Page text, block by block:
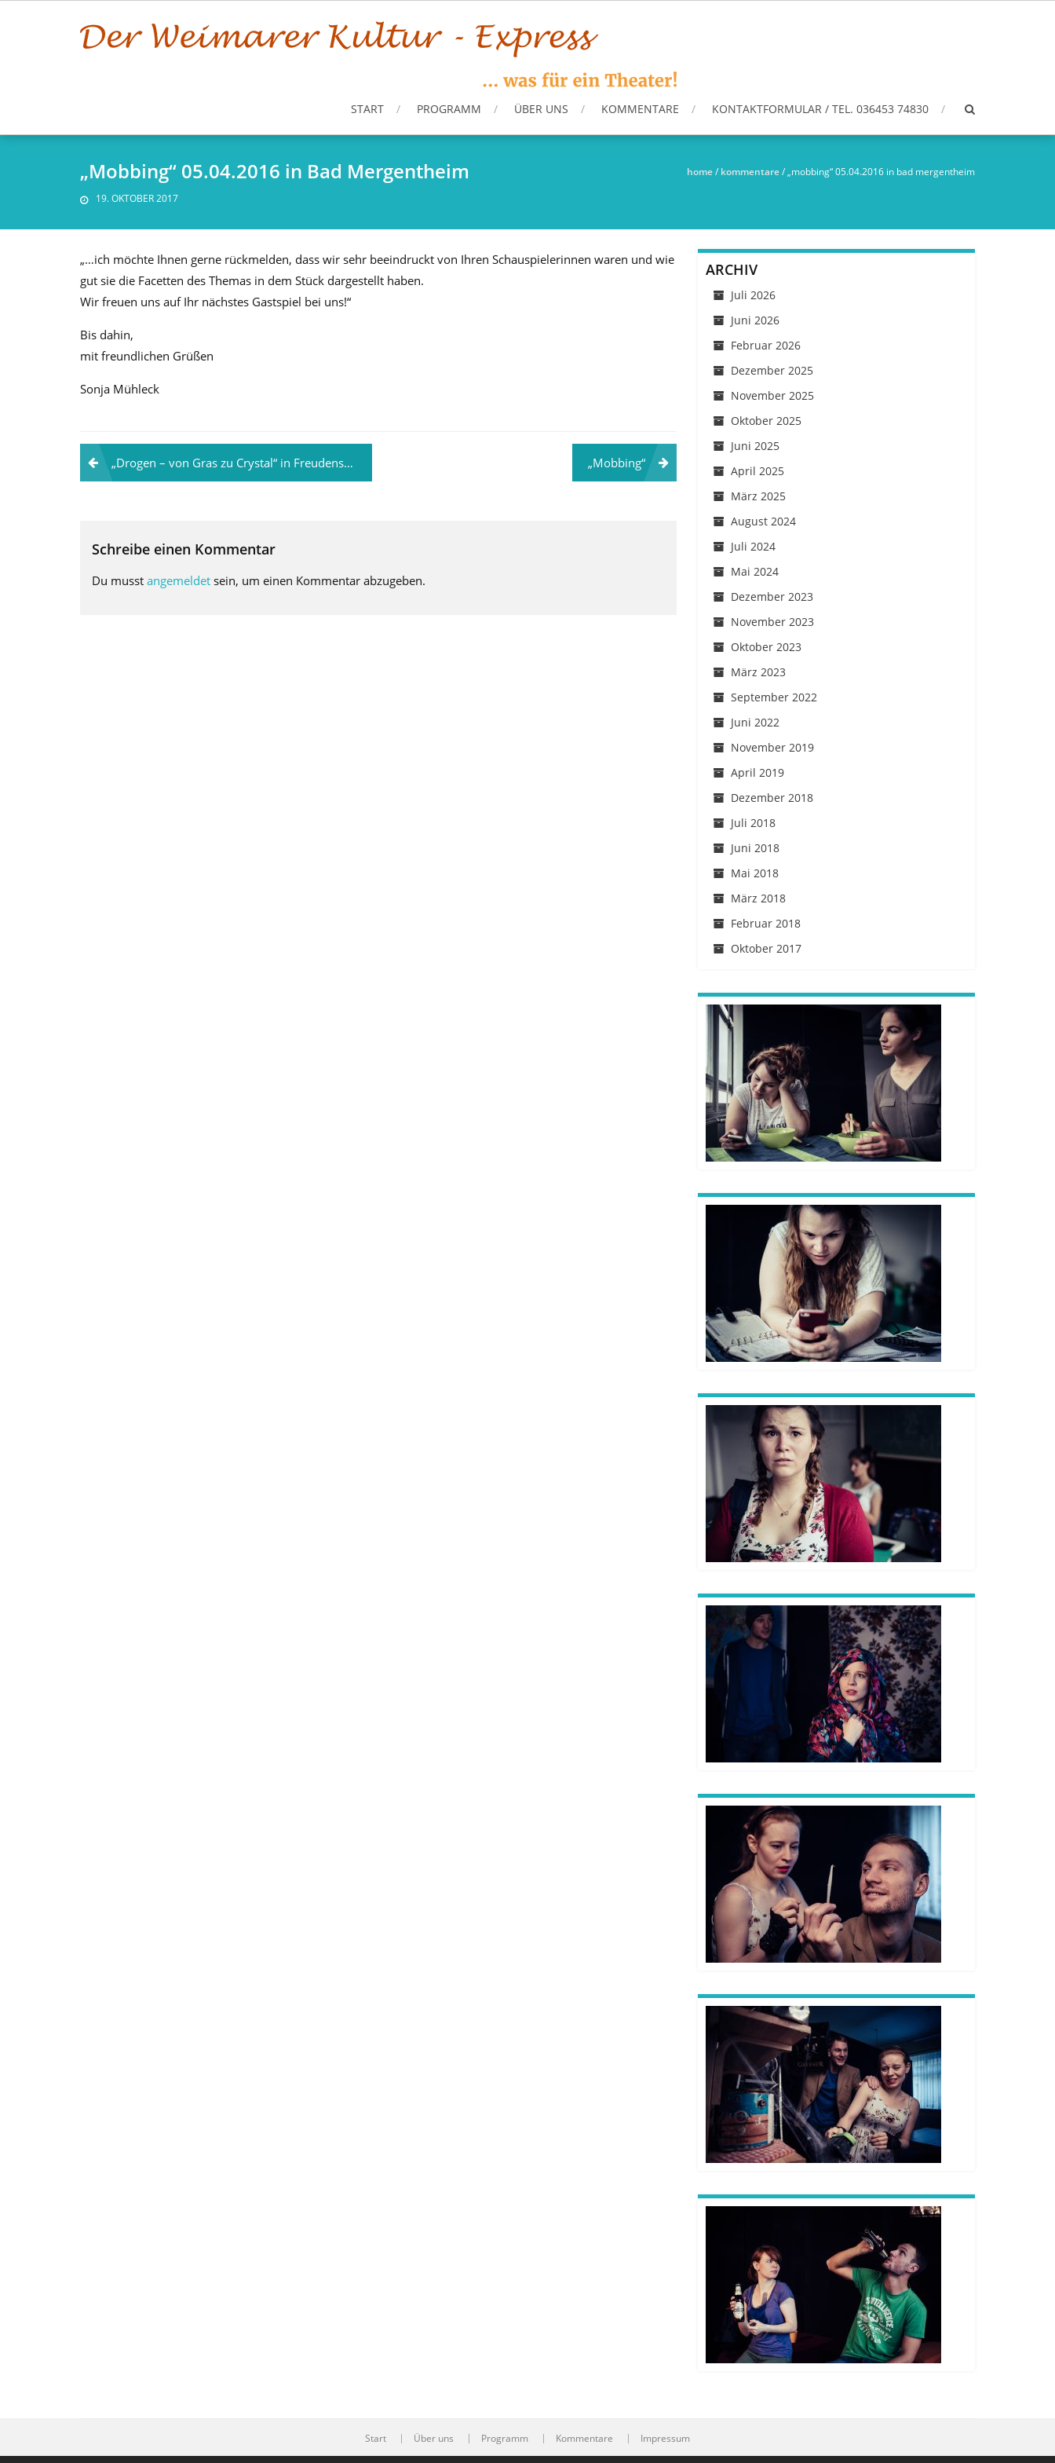
START PROGRAMM ÜBER UNS KOMMENTARE KONTAKTFORMULAR / TEL. 036453 74830
„Mobbing“ 05.04.2016 in Bad Mergentheim
19. OKTOBER 2017
home/kommentare/„mobbing“ 05.04.2016 in bad mergentheim
„…ich möchte Ihnen gerne rückmelden, dass wir sehr beeindruckt von Ihren Schauspielerinnen waren und wie
gut sie die Facetten des Themas in dem Stück dargestellt haben.
Wir freuen uns auf Ihr nächstes Gastspiel bei uns!“
Bis dahin,
mit freundlichen Grüßen
Sonja Mühleck
Beitragsnavigation
„Drogen – von Gras zu Crystal“ in Freudenstadt „Mobbing“
Schreibe einen Kommentar
Du musst angemeldet sein, um einen Kommentar abzugeben.
ARCHIV
Juli 2026
Juni 2026
Februar 2026
Dezember 2025
November 2025
Oktober 2025
Juni 2025
April 2025
März 2025
August 2024
Juli 2024
Mai 2024
Dezember 2023
November 2023
Oktober 2023
März 2023
September 2022
Juni 2022
November 2019
April 2019
Dezember 2018
Juli 2018
Juni 2018
Mai 2018
März 2018
Februar 2018
Oktober 2017
Start Über uns Programm Kommentare Impressum